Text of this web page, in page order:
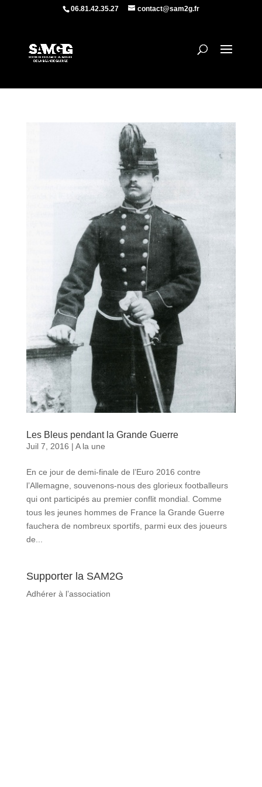
06.81.42.35.27 contact@sam2g.fr
Les Bleus pendant la Grande Guerre
Juil 7, 2016 | A la une
En ce jour de demi-finale de l’Euro 2016 contre
l’Allemagne, souvenons-nous des glorieux footballeurs
qui ont participés au premier conflit mondial. Comme
tous les jeunes hommes de France la Grande Guerre
fauchera de nombreux sportifs, parmi eux des joueurs
de...
Supporter la SAM2G
Adhérer à l’association